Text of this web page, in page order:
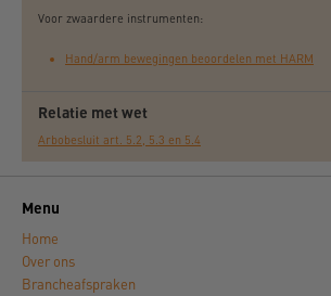
Voor zwaardere instrumenten:
Hand/arm bewegingen beoordelen met HARM
Relatie met wet
Arbobesluit art. 5.2, 5.3 en 5.4
Menu
Home
Over ons
Brancheafspraken